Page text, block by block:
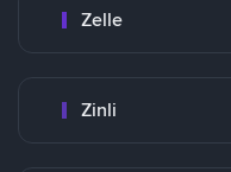
Zelle
Zinli